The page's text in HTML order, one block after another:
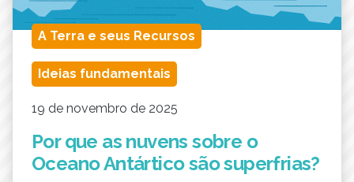
A Terra e seus Recursos
Ideias fundamentais
19 de novembro de 2025
Por que as nuvens sobre o
Oceano Antártico são superfrias?